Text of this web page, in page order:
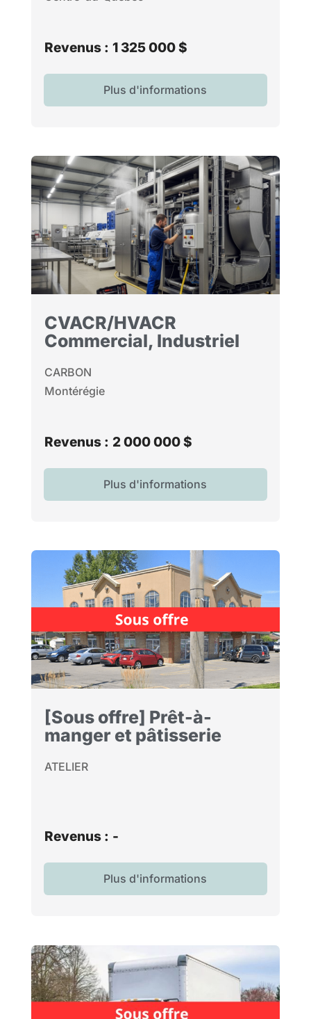
Revenus : 1 325 000 $
Plus d'informations
CVACR/HVACR
Commercial, Industriel
CARBON
Montérégie
Revenus : 2 000 000 $
Plus d'informations
[Sous offre] Prêt-à-
manger et pâtisserie
ATELIER
Revenus : -
Plus d'informations